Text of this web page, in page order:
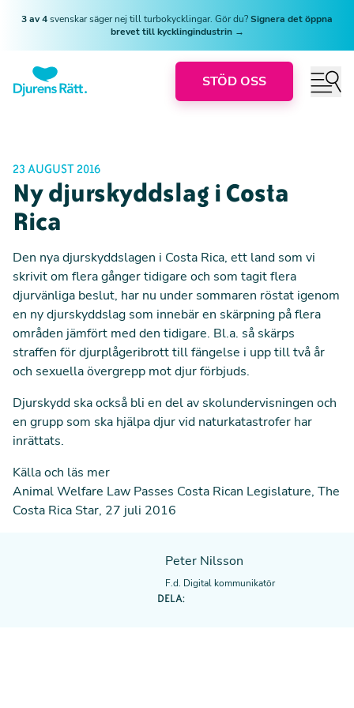
3 av 4svenskar säger nej till turbokycklingar. Gör du?Signera det öppna
brevet till kycklingindustrin →
STÖD OSS
23 AUGUST 2016
Ny djurskyddslag i Costa
Rica
Den nya djurskyddslagen i Costa Rica, ett land som vi
skrivit om flera gånger tidigare och som tagit flera
djurvänliga beslut, har nu under sommaren röstat igenom
en ny djurskyddslag som innebär en skärpning på flera
områden jämfört med den tidigare. Bl.a. så skärps
straffen för djurplågeribrott till fängelse i upp till två år
och sexuella övergrepp mot djur förbjuds.
Djurskydd ska också bli en del av skolundervisningen och
en grupp som ska hjälpa djur vid naturkatastrofer har
inrättats.
Källa och läs mer
Animal Welfare Law Passes Costa Rican Legislature, The
Costa Rica Star, 27 juli 2016
Peter Nilsson
F.d. Digital kommunikatör
DELA: